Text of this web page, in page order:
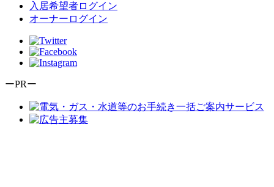
入居希望者ログイン
オーナーログイン
ーPRー